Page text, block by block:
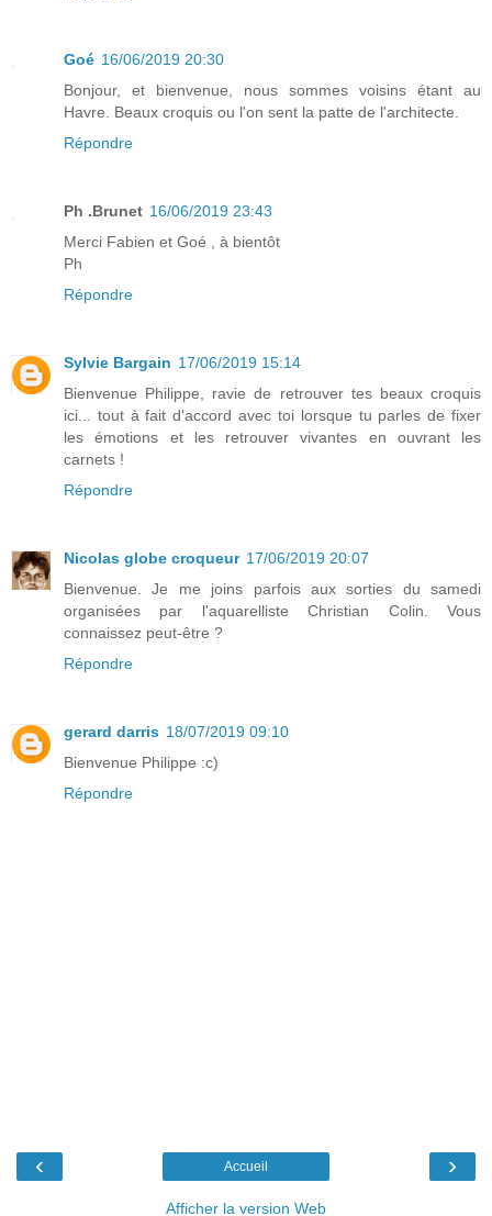
Goé 16/06/2019 20:30
Bonjour, et bienvenue, nous sommes voisins étant au
Havre. Beaux croquis ou l'on sent la patte de l'architecte.
Répondre
Ph .Brunet 16/06/2019 23:43
Merci Fabien et Goé , à bientôt
Ph
Répondre
Sylvie Bargain 17/06/2019 15:14
Bienvenue Philippe, ravie de retrouver tes beaux croquis
ici... tout à fait d'accord avec toi lorsque tu parles de fixer
les émotions et les retrouver vivantes en ouvrant les
carnets !
Répondre
Nicolas globe croqueur 17/06/2019 20:07
Bienvenue. Je me joins parfois aux sorties du samedi
organisées par l'aquarelliste Christian Colin. Vous
connaissez peut-être ?
Répondre
gerard darris 18/07/2019 09:10
Bienvenue Philippe :c)
Répondre
‹ ›
Accueil
Afficher la version Web